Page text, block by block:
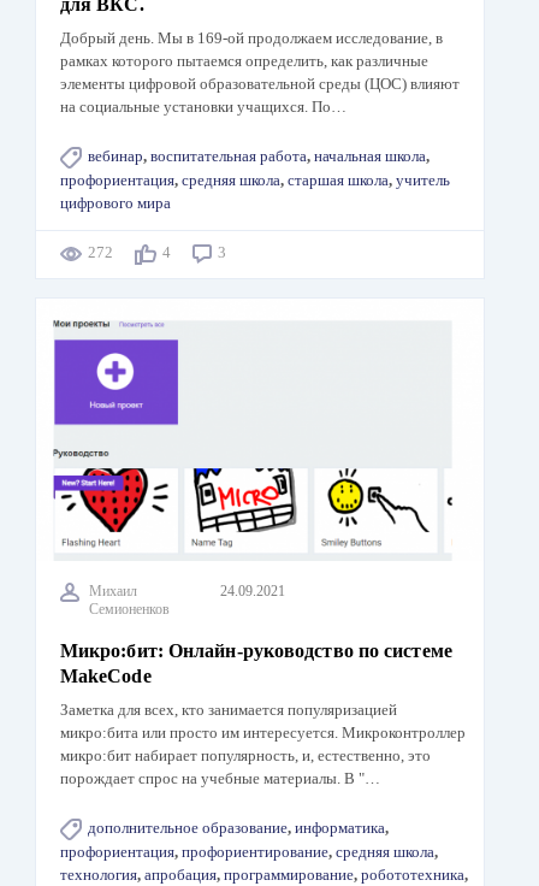
для ВКС.
Добрый день. Мы в 169-ой продолжаем исследование, в
рамках которого пытаемся определить, как различные
элементы цифровой образовательной среды (ЦОС) влияют
на социальные установки учащихся. По…
вебинар, воспитательная работа, начальная школа,
профориентация, средняя школа, старшая школа, учитель
цифрового мира
272 4 3
Михаил
Семионенков
24.09.2021
Микро:бит: Онлайн-руководство по системе
MakeCode
Заметка для всех, кто занимается популяризацией
микро:бита или просто им интересуется. Микроконтроллер
микро:бит набирает популярность, и, естественно, это
порождает спрос на учебные материалы. В "…
дополнительное образование, информатика,
профориентация, профориентирование, средняя школа,
технология, апробация, программирование, робототехника,